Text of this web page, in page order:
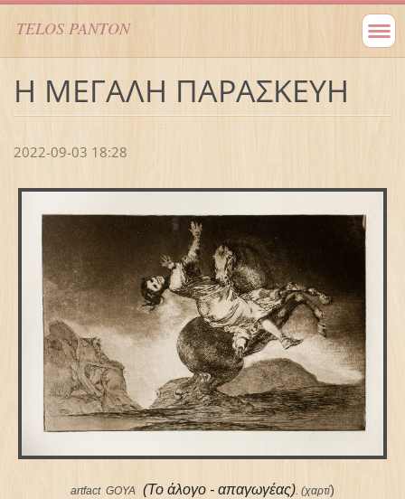
TELOS PANTON
Η ΜΕΓΑΛΗ ΠΑΡΑΣΚΕΥΗ
2022-09-03 18:28
artfact GOYA (To άλογο - απαγωγέας). (χαρτί)